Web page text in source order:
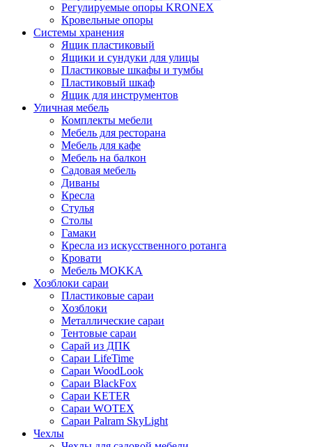
Регулируемые опоры KRONEX
Кровельные опоры
Системы хранения
Ящик пластиковый
Ящики и сундуки для улицы
Пластиковые шкафы и тумбы
Пластиковый шкаф
Ящик для инструментов
Уличная мебель
Комплекты мебели
Мебель для ресторана
Мебель для кафе
Мебель на балкон
Садовая мебель
Диваны
Кресла
Стулья
Столы
Гамаки
Кресла из искусственного ротанга
Кровати
Мебель MOKKA
Хозблоки сараи
Пластиковые сараи
Хозблоки
Металлические сараи
Тентовые сараи
Сарай из ДПК
Cараи LifeTime
Cараи WoodLook
Сараи BlackFox
Сараи KETER
Сараи WOTEX
Сараи Palram SkyLight
Чехлы